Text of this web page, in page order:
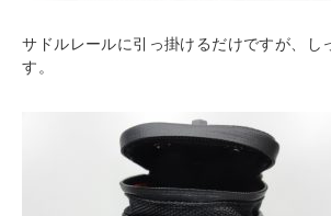
サドルレールに引っ掛けるだけですが、し
す。